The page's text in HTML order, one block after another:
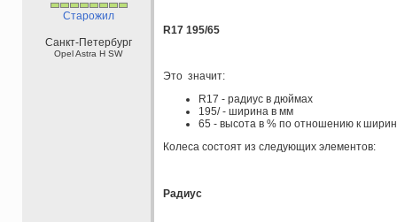
Старожил
Санкт-Петербург
Opel Astra H SW
R17 195/65
Это значит:
R17 - радиус в дюймах
195/ - ширина в мм
65 - высота в % по отношению к
Колеса состоят из следующих элементов:
Радиус